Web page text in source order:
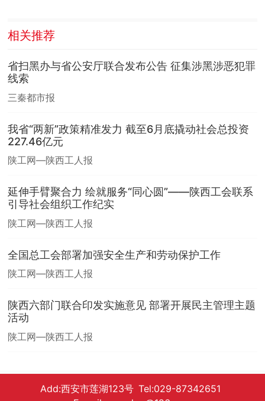
相关推荐
省扫黑办与省公安厅联合发布公告 征集涉黑涉恶犯罪
线索
三秦都市报
我省“两新”政策精准发力 截至6月底撬动社会总投资
227.46亿元
陕工网—陕西工人报
延伸手臂聚合力 绘就服务“同心圆”——陕西工会联系
引导社会组织工作纪实
陕工网—陕西工人报
全国总工会部署加强安全生产和劳动保护工作
陕工网—陕西工人报
陕西六部门联合印发实施意见 部署开展民主管理主题
活动
陕工网—陕西工人报
Add:西安市莲湖123号 Tel:029-87342651